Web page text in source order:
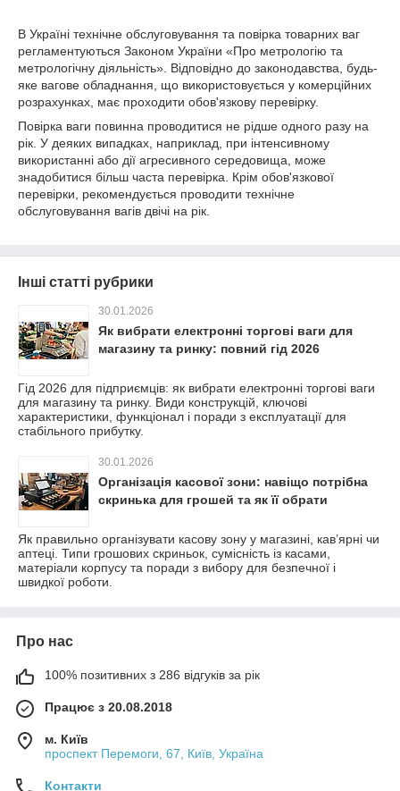
В Україні технічне обслуговування та повірка товарних ваг
регламентуються Законом України «Про метрологію та
метрологічну діяльність». Відповідно до законодавства, будь-
яке вагове обладнання, що використовується у комерційних
розрахунках, має проходити обов'язкову перевірку.
Повірка ваги повинна проводитися не рідше одного разу на
рік. У деяких випадках, наприклад, при інтенсивному
використанні або дії агресивного середовища, може
знадобитися більш часта перевірка. Крім обов'язкової
перевірки, рекомендується проводити технічне
обслуговування вагів двічі на рік.
Інші статті рубрики
30.01.2026
Як вибрати електронні торгові ваги для
магазину та ринку: повний гід 2026
Гід 2026 для підприємців: як вибрати електронні торгові ваги
для магазину та ринку. Види конструкцій, ключові
характеристики, функціонал і поради з експлуатації для
стабільного прибутку.
30.01.2026
Організація касової зони: навіщо потрібна
скринька для грошей та як її обрати
Як правильно організувати касову зону у магазині, кав’ярні чи
аптеці. Типи грошових скриньок, сумісність із касами,
матеріали корпусу та поради з вибору для безпечної і
швидкої роботи.
Про нас
100% позитивних з 286 відгуків за рік
Працює з 20.08.2018
м. Київ
проспект Перемоги, 67, Київ, Україна
Контакти